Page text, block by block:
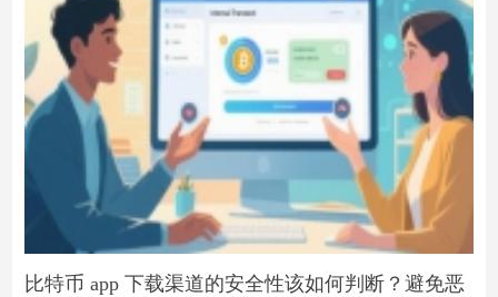
比特币 app 下载渠道的安全性该如何判断？避免恶